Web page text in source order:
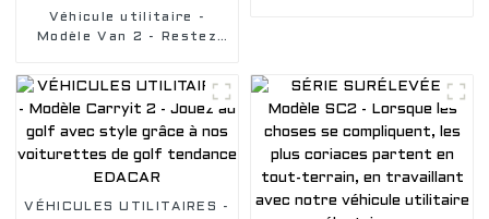
Véhicule utilitaire -
Modèle Van 2 - Restez
confort, livrez de la
l'entretien de votre
logement avec notre
voiturette de golf
électrique
VÉHICULES UTILITAIRES -